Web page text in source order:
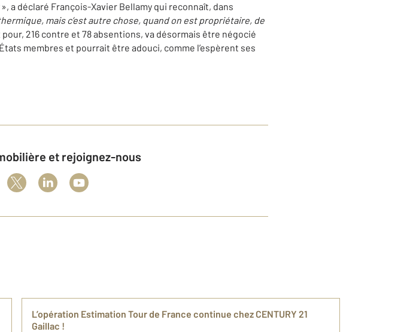
», a déclaré François-Xavier Bellamy qui reconnaît, dans
mais c’est autre chose, quand on est propriétaire, de
216 contre et 78 absentions, va désormais être négocié
membres et pourrait être adouci, comme l’espèrent ses
et rejoignez-nous
L’opération Estimation Tour de France continue chez CENTURY 21
Gaillac !